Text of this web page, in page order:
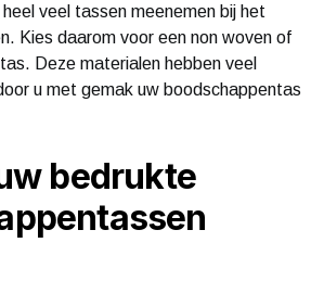
veel tassen meenemen bij het
Kies daarom voor een non woven of
Deze materialen hebben veel
u met gemak uw boodschappentas
bedrukte